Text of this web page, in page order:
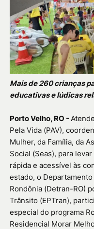
Mais de 260 crianças
educativas e lúdicas
Porto Velho, RO -
Pela Vida (PAV),
Mulher, da Família, da
Social (Seas), para
rápida e acessível às
estado, o
Rondônia (Detran-RO)
Trânsito (EPTran),
especial do programa
Residencial Morar